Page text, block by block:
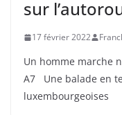
sur
17 février 2022
Un homme marche
A7 Une balade en
luxembourgeoises